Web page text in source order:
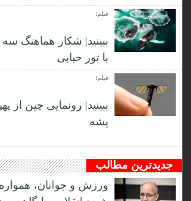
فیلم؛
ببینید| شکار هماهنگ سه
با تور حبابی
فیلم؛
ببینید| رونمایی چین از
پشه
جدیدترین مطالب
ورزش و جوانان، همواره